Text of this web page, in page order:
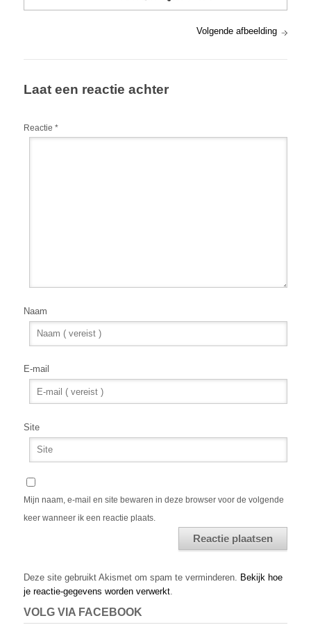
Volgende afbeelding
Laat een reactie achter
Reactie *
Naam
E-mail
Site
Mijn naam, e-mail en site bewaren in deze browser voor de volgende
keer wanneer ik een reactie plaats.
Deze site gebruikt Akismet om spam te verminderen. Bekijk hoe
je reactie-gegevens worden verwerkt.
VOLG VIA FACEBOOK